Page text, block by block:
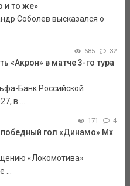
и то же»
Соболев высказался о
685 32
«Акрон» в матче 3-го тура
Банк Российской
в ...
171 4
победный гол «Динамо» Мх
«Локомотива»
...